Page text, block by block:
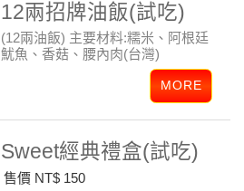
12兩招牌油飯(試吃)
(12兩油飯) 主要材料:糯米、阿根廷
魷魚、香菇、腰內肉(台灣)
Sweet經典禮盒(試吃)
售價 NT$ 150